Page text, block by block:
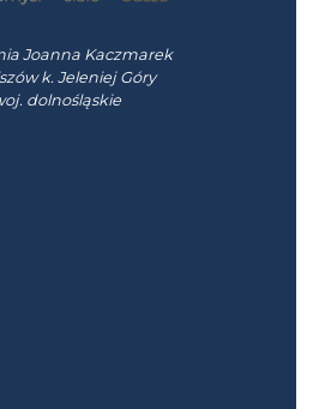
Joanna Kaczmarek
k. Jeleniej Góry
dolnośląskie